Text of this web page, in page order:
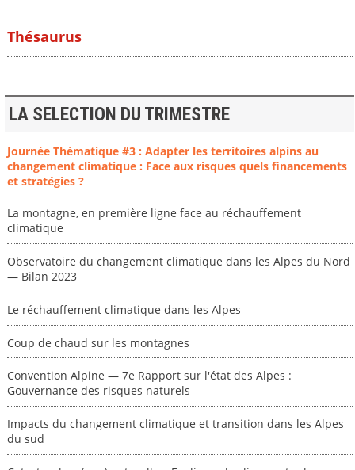
Thésaurus
LA SELECTION DU TRIMESTRE
Journée Thématique #3 : Adapter les territoires alpins au
changement climatique : Face aux risques quels financements
et stratégies ?
La montagne, en première ligne face au réchauffement
climatique
Observatoire du changement climatique dans les Alpes du Nord
— Bilan 2023
Le réchauffement climatique dans les Alpes
Coup de chaud sur les montagnes
Convention Alpine — 7e Rapport sur l'état des Alpes :
Gouvernance des risques naturels
Impacts du changement climatique et transition dans les Alpes
du sud